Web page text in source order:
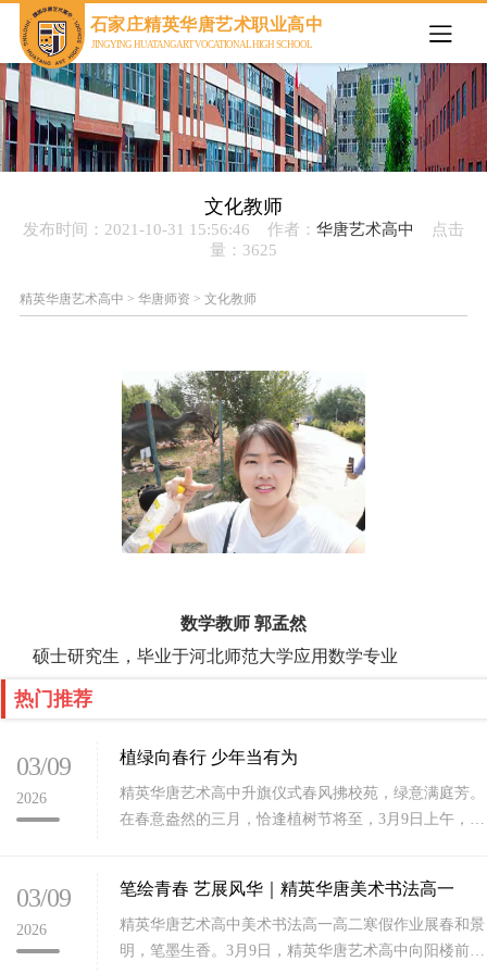
欢迎来到石家庄精英华唐艺术职业高中官网
石家庄精英华唐艺术职业高中
JINGYING HUATANG ART VOCATIONAL HIGH SCHOOL
文化教师
发布时间：2021-10-31 15:56:46 作者： 华唐艺术高中
点击
量： 3625
精英华唐艺术高中 > 华唐师资 > 文化教师
数学教师 郭孟然
硕士研究生，毕业于河北师范大学应用数学专业
热门推荐
03/09
2026
植绿向春行 少年当有为
精英华唐艺术高中升旗仪式春风拂校苑，绿意满庭芳。
在春意盎然的三月，恰逢植树节将至，3月9日上午，石
03/09
2026
笔绘青春 艺展风华｜精英华唐美术书法高一
精英华唐艺术高中美术书法高一高二寒假作业展春和景
明，笔墨生香。3月9日，精英华唐艺术高中向阳楼前暖